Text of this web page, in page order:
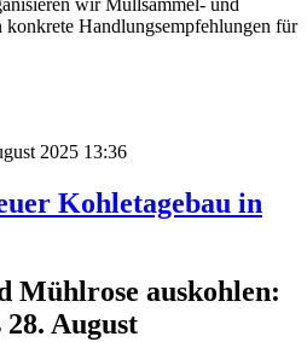
konkrete Handlungsempfehlungen für
2025 13:36
Kohletagebau in
auskohlen:
August